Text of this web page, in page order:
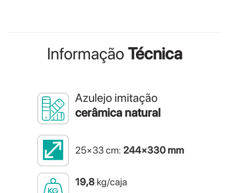
Informação Técnica
Azulejo imitação
cerâmica natural
25×33 cm: 244×330 mm
19,8 kg/caja